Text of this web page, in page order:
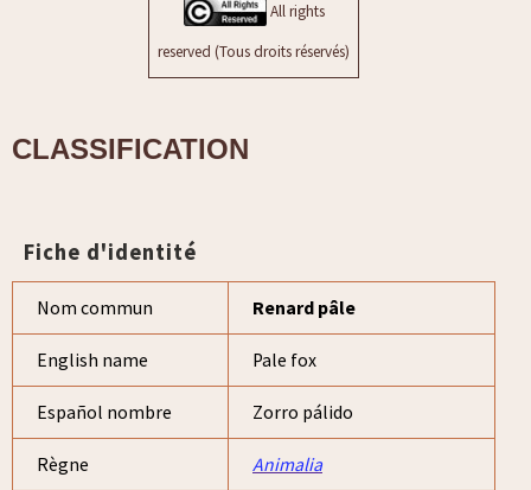
All rights
reserved (Tous droits réservés)
CLASSIFICATION
Fiche d'identité
Nom commun Renard pâle
English name Pale fox
Español nombre Zorro pálido
Règne Animalia